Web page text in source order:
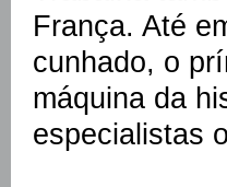
França. Até
cunhado, o
máquina da
especialistas